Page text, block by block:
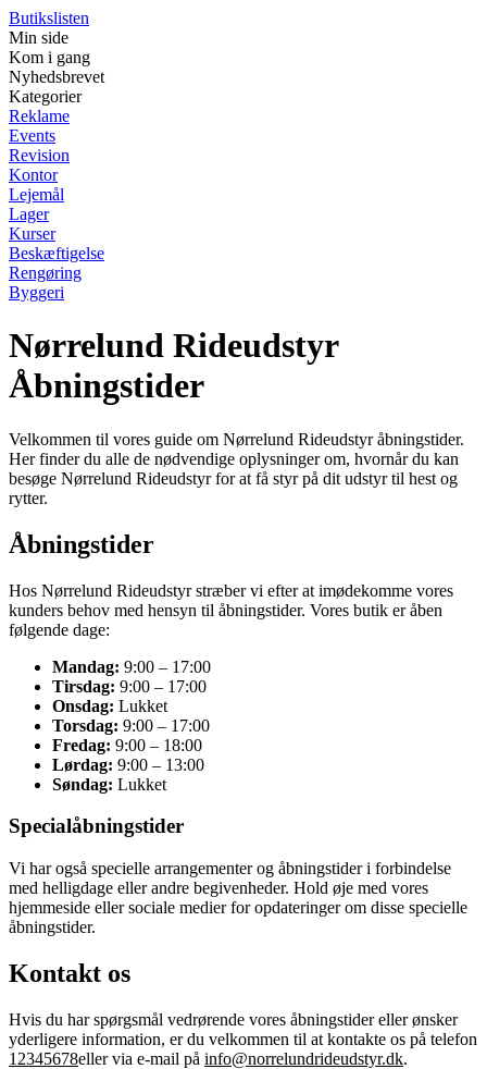
Butikslisten
Min side
Kom i gang
Nyhedsbrevet
Kategorier
Reklame
Events
Revision
Kontor
Lejemål
Lager
Kurser
Beskæftigelse
Rengøring
Byggeri
Nørrelund Rideudstyr
Åbningstider
Velkommen til vores guide om Nørrelund Rideudstyr åbningstider.
Her finder du alle de nødvendige oplysninger om, hvornår du kan
besøge Nørrelund Rideudstyr for at få styr på dit udstyr til hest og
rytter.
Åbningstider
Hos Nørrelund Rideudstyr stræber vi efter at imødekomme vores
kunders behov med hensyn til åbningstider. Vores butik er åben
følgende dage:
Mandag: 9:00 – 17:00
Tirsdag: 9:00 – 17:00
Onsdag: Lukket
Torsdag: 9:00 – 17:00
Fredag: 9:00 – 18:00
Lørdag: 9:00 – 13:00
Søndag: Lukket
Specialåbningstider
Vi har også specielle arrangementer og åbningstider i forbindelse
med helligdage eller andre begivenheder. Hold øje med vores
hjemmeside eller sociale medier for opdateringer om disse specielle
åbningstider.
Kontakt os
Hvis du har spørgsmål vedrørende vores åbningstider eller ønsker
yderligere information, er du velkommen til at kontakte os på telefon
12345678eller via e-mail på info@norrelundrideudstyr.dk.